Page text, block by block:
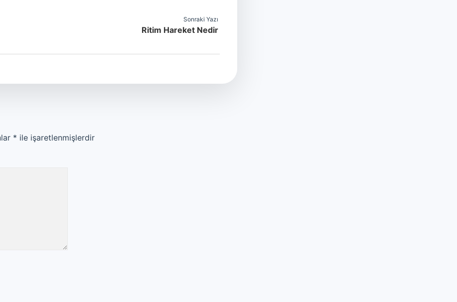
Sonraki Yazı
Ritim Hareket Nedir
* ile işaretlenmişlerdir